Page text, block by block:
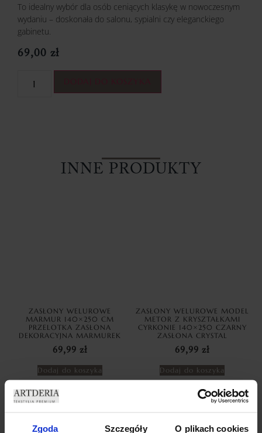
Zgoda Szczegóły O plikach cookies
To idealny wybór dla osób ceniących klasykę w nowoczesnym
wydaniu – doskonała do salonu, sypialni czy eleganckiego
gabinetu.
69,00 zł
INNE PRODUKTY
ZASŁONY WELUROWE
MARMUR 140×250 CM
PRZELOTKA ZASŁONA
DEKORACYJNA MARMUREK
69,99 zł
Dodaj do koszyka
ZASŁONY WELUROWE MODEL
METOR Z KRYSZTAŁKAMI
CYRKONIE 140×250 CZARNY
ZASŁONA CRYSTAL
69,99 zł
Dodaj do koszyka